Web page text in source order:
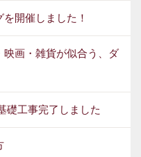
開催しました！
映画・雑貨が似合う、ダ
礎工事完了しました